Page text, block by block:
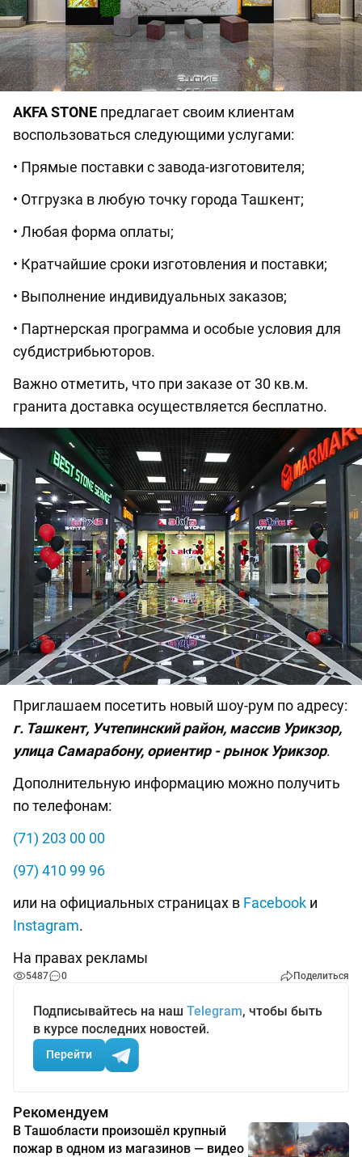
AKFASTONE предлагает своим клиентам
воспользоваться следующими услугами:
• Прямые поставки с завода-изготовителя;
• Отгрузка в любую точку города Ташкент;
• Любая форма оплаты;
• Кратчайшие сроки изготовления и поставки;
• Выполнение индивидуальных заказов;
• Партнерская программа и особые условия для
субдистрибьюторов.
Важно отметить, что при заказе от 30 кв.м.
гранита доставка осуществляется бесплатно.
Приглашаем посетить новый шоу-рум по адресу:
г. Ташкент, Учтепинский район, массив Урикзор,
улица Самарабону, ориентир - рынок Урикзор.
Дополнительную информацию можно получить
по телефонам:
(71) 203 00 00
(97) 410 99 96
или на официальных страницах в Facebook и
Instagram.
На правах рекламы
5487 0 Поделиться
Подписывайтесь на наш Telegram, чтобы быть
в курсе последних новостей.
Перейти
Рекомендуем
В Ташобласти произошёл крупный
пожар в одном из магазинов — видео